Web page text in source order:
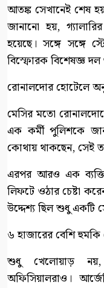
আতঙ্ক সেখানেই শেষ
জানানো হয়,
হয়েছে। সঙ্গে সঙ্গে
বিস্ফোরক বিশেষজ্ঞ দল
রোনালদোর হোটেলে
মেসির মতো
এক কর্মী পুলিশকে
কোথায় থাকছেন, সেই
এরপর আরও এক
লিফটে ওঠার চেষ্টা
উদ্দেশ্য ছিল শুধু একটি
৬ হাজারের বেশি হুমকি
শুধু খেলোয়াড় নয়,
অফিসিয়ালরাও।